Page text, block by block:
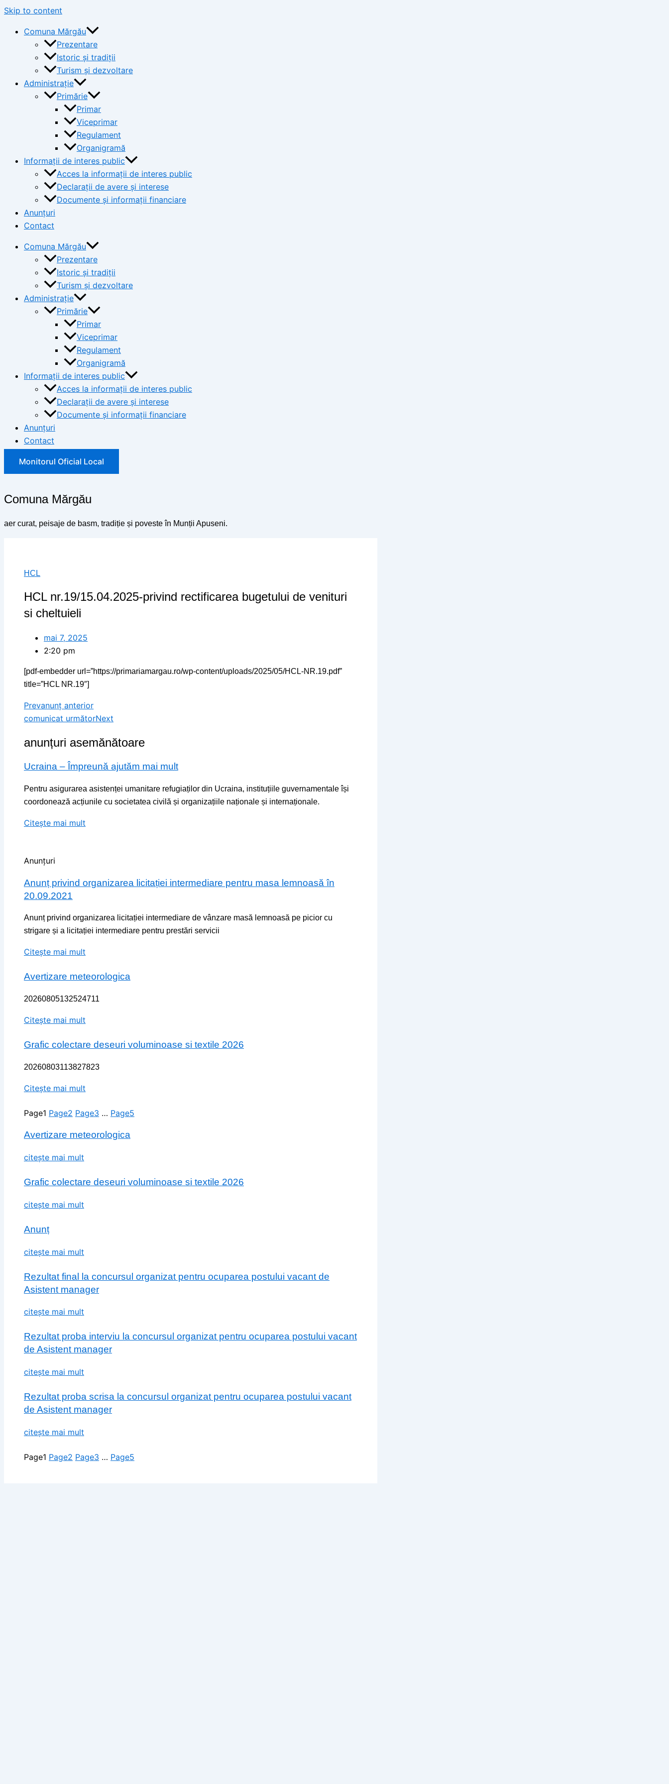
Skip to content
Comuna Mărgău
Prezentare
Istoric și tradiții
Turism și dezvoltare
Administrație
Primărie
Primar
Viceprimar
Regulament
Organigramă
Informații de interes public
Acces la informații de interes public
Declarații de avere și interese
Documente și informații financiare
Anunțuri
Contact
Comuna Mărgău
Prezentare
Istoric și tradiții
Turism și dezvoltare
Administrație
Primărie
Primar
Viceprimar
Regulament
Organigramă
Informații de interes public
Acces la informații de interes public
Declarații de avere și interese
Documente și informații financiare
Anunțuri
Contact
Monitorul Oficial Local
Comuna Mărgău
aer curat, peisaje de basm, tradiție și poveste în Munții Apuseni.
HCL
HCL nr.19/15.04.2025-privind rectificarea bugetului de venituri
si cheltuieli
mai 7, 2025
2:20 pm
[pdf-embedder url=”https://primariamargau.ro/wp-content/uploads/2025/05/HCL-NR.19.pdf”
title=”HCL NR.19″]
Prevanunț anterior
comunicat următorNext
anunțuri asemănătoare
Ucraina – Împreună ajutăm mai mult
Pentru asigurarea asistenței umanitare refugiaților din Ucraina, instituțiile guvernamentale își
coordonează acțiunile cu societatea civilă și organizațiile naționale și internaționale.
Citește mai mult
Anunțuri
Anunț privind organizarea licitației intermediare pentru masa lemnoasă în
20.09.2021
Anunț privind organizarea licitației intermediare de vânzare masă lemnoasă pe picior cu
strigare și a licitației intermediare pentru prestări servicii
Citește mai mult
Avertizare meteorologica
20260805132524711
Citește mai mult
Grafic colectare deseuri voluminoase si textile 2026
20260803113827823
Citește mai mult
Page1 Page2 Page3 … Page5
Avertizare meteorologica
citește mai mult
Grafic colectare deseuri voluminoase si textile 2026
citește mai mult
Anunț
citește mai mult
Rezultat final la concursul organizat pentru ocuparea postului vacant de
Asistent manager
citește mai mult
Rezultat proba interviu la concursul organizat pentru ocuparea postului vacant
de Asistent manager
citește mai mult
Rezultat proba scrisa la concursul organizat pentru ocuparea postului vacant
de Asistent manager
citește mai mult
Page1 Page2 Page3 … Page5